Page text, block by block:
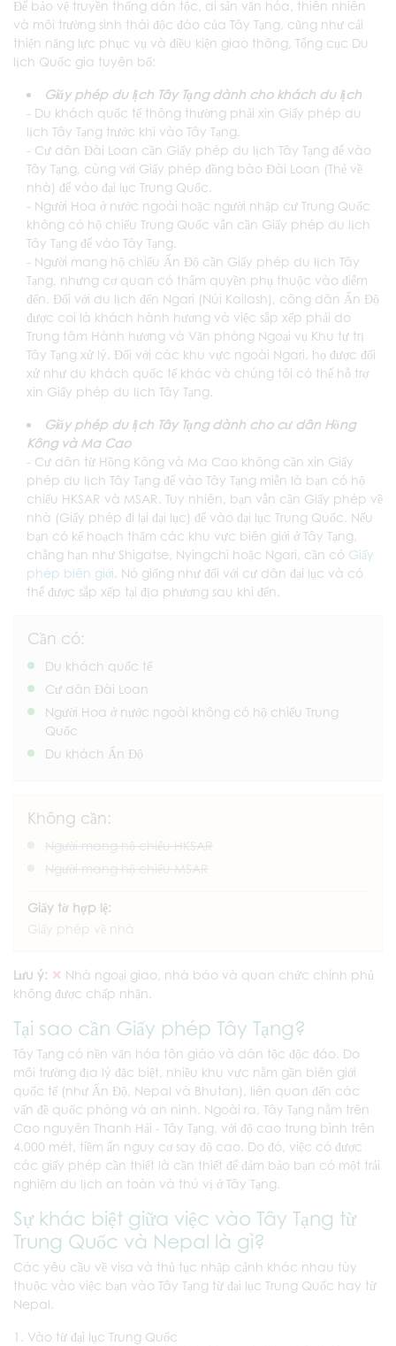
Để bảo vệ truyền thống dân tộc, di sản văn hóa, thiên nhiên
và môi trường sinh thái độc đáo của Tây Tạng, cũng như cải
thiện năng lực phục vụ và điều kiện giao thông, Tổng cục Du
lịch Quốc gia tuyên bố:
Giấy phép du lịch Tây Tạng dành cho khách du lịch
- Du khách quốc tế thông thường phải xin Giấy phép du
lịch Tây Tạng trước khi vào Tây Tạng.
- Cư dân Đài Loan cần Giấy phép du lịch Tây Tạng để vào
Tây Tạng, cùng với Giấy phép đồng bào Đài Loan (Thẻ về
nhà) để vào đại lục Trung Quốc.
- Người Hoa ở nước ngoài hoặc người nhập cư Trung Quốc
không có hộ chiếu Trung Quốc vẫn cần Giấy phép du lịch
Tây Tạng để vào Tây Tạng.
- Người mang hộ chiếu Ấn Độ cần Giấy phép du lịch Tây
Tạng, nhưng cơ quan có thẩm quyền phụ thuộc vào điểm
đến. Đối với du lịch đến Ngari (Núi Kailash), công dân Ấn Độ
được coi là khách hành hương và việc sắp xếp phải do
Trung tâm Hành hương và Văn phòng Ngoại vụ Khu tự trị
Tây Tạng xử lý. Đối với các khu vực ngoài Ngari, họ được đối
xử như du khách quốc tế khác và chúng tôi có thể hỗ trợ
xin Giấy phép du lịch Tây Tạng.
Giấy phép du lịch Tây Tạng dành cho cư dân Hồng
Kông và Ma Cao
- Cư dân từ Hồng Kông và Ma Cao không cần xin Giấy
phép du lịch Tây Tạng để vào Tây Tạng miễn là bạn có hộ
chiếu HKSAR và MSAR. Tuy nhiên, bạn vẫn cần Giấy phép về
nhà (Giấy phép đi lại đại lục) để vào đại lục Trung Quốc. Nếu
bạn có kế hoạch thăm các khu vực biên giới ở Tây Tạng,
chẳng hạn như Shigatse, Nyingchi hoặc Ngari, cần có Giấy
phép biên giới . Nó giống như đối với cư dân đại lục và có
thể được sắp xếp tại địa phương sau khi đến.
Cần có:
Du khách quốc tế
Cư dân Đài Loan
Người Hoa ở nước ngoài không có hộ chiếu Trung
Quốc
Du khách Ấn Độ
Không cần:
Người mang hộ chiếu HKSAR
Người mang hộ chiếu MSAR
Giấy tờ hợp lệ:
Giấy phép về nhà
Lưu ý: ✕ Nhà ngoại giao, nhà báo và quan chức chính phủ
không được chấp nhận.
Tại sao cần Giấy phép Tây Tạng?
Tây Tạng có nền văn hóa tôn giáo và dân tộc độc đáo. Do
môi trường địa lý đặc biệt, nhiều khu vực nằm gần biên giới
quốc tế (như Ấn Độ, Nepal và Bhutan), liên quan đến các
vấn đề quốc phòng và an ninh. Ngoài ra, Tây Tạng nằm trên
Cao nguyên Thanh Hải - Tây Tạng, với độ cao trung bình trên
4.000 mét, tiềm ẩn nguy cơ say độ cao. Do đó, việc có được
các giấy phép cần thiết là cần thiết để đảm bảo bạn có một trải
nghiệm du lịch an toàn và thú vị ở Tây Tạng.
Sự khác biệt giữa việc vào Tây Tạng từ
Trung Quốc và Nepal là gì?
Các yêu cầu về visa và thủ tục nhập cảnh khác nhau tùy
thuộc vào việc bạn vào Tây Tạng từ đại lục Trung Quốc hay từ
Nepal.
1. Vào từ đại lục Trung Quốc